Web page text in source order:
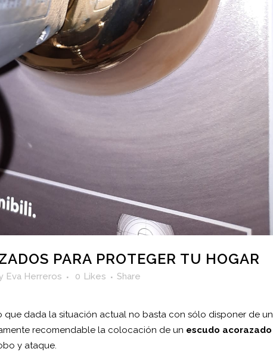
PARA PROTEGER TU HOGAR
Eva Herreros 0 Likes Share
que dada la situación actual no basta con sólo disponer de un
recomendable la colocación de un escudo acorazado
y ataque.